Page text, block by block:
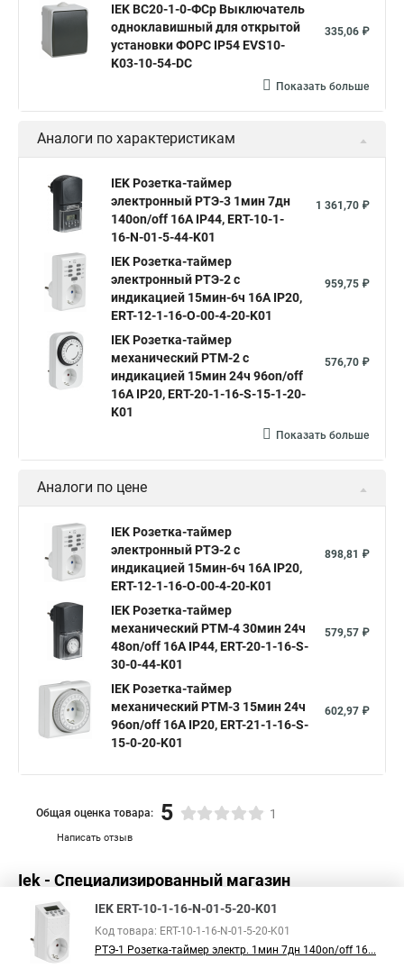
IEK ВС20-1-0-ФСр Выключатель
одноклавишный для открытой
установки ФОРС IP54 EVS10-
K03-10-54-DC
335,06 ₽
Показать больше
Аналоги по характеристикам
IEK Розетка-таймер
электронный РТЭ-3 1мин 7дн
140on/off 16А IP44, ERT-10-1-
16-N-01-5-44-K01
1 361,70 ₽
IEK Розетка-таймер
электронный РТЭ-2 с
индикацией 15мин-6ч 16А IP20,
ERT-12-1-16-O-00-4-20-K01
959,75 ₽
IEK Розетка-таймер
механический РТМ-2 с
индикацией 15мин 24ч 96on/off
16А IP20, ERT-20-1-16-S-15-1-20-
K01
576,70 ₽
Показать больше
Аналоги по цене
IEK Розетка-таймер
электронный РТЭ-2 с
индикацией 15мин-6ч 16А IP20,
ERT-12-1-16-O-00-4-20-K01
898,81 ₽
IEK Розетка-таймер
механический РТМ-4 30мин 24ч
48on/off 16А IP44, ERT-20-1-16-S-
30-0-44-K01
579,57 ₽
IEK Розетка-таймер
механический РТМ-3 15мин 24ч
96on/off 16А IP20, ERT-21-1-16-S-
15-0-20-K01
602,97 ₽
Написать отзыв
Общая оценка товара: 5 1
Iek - Специализированный магазин
IEK ERT-10-1-16-N-01-5-20-K01
Код товара: ERT-10-1-16-N-01-5-20-K01
РТЭ-1 Розетка-таймер электр. 1мин 7дн 140on/off 16...